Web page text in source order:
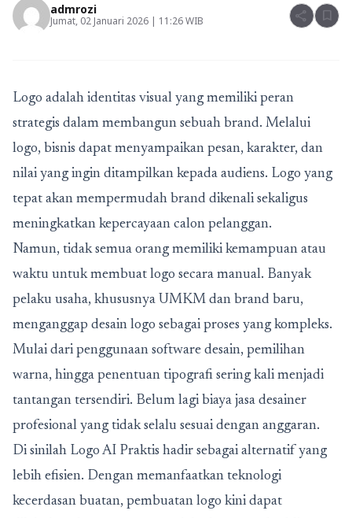
admrozi
Jumat, 02 Januari 2026 | 11:26 WIB share bookmark
Logo adalah identitas visual yang memiliki peran
strategis dalam membangun sebuah brand. Melalui
logo, bisnis dapat menyampaikan pesan, karakter, dan
nilai yang ingin ditampilkan kepada audiens. Logo yang
tepat akan mempermudah brand dikenali sekaligus
meningkatkan kepercayaan calon pelanggan.
Namun, tidak semua orang memiliki kemampuan atau
waktu untuk membuat logo secara manual. Banyak
pelaku usaha, khususnya UMKM dan brand baru,
menganggap desain logo sebagai proses yang kompleks.
Mulai dari penggunaan software desain, pemilihan
warna, hingga penentuan tipografi sering kali menjadi
tantangan tersendiri. Belum lagi biaya jasa desainer
profesional yang tidak selalu sesuai dengan anggaran.
Di sinilah Logo AI Praktis hadir sebagai alternatif yang
lebih efisien. Dengan memanfaatkan teknologi
kecerdasan buatan, pembuatan logo kini dapat